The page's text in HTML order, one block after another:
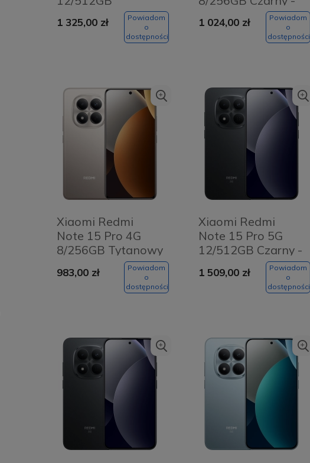
Titanium Color
1 325,00 zł
Powiadom
o
dostępności
1 024,00 zł
Powiadom
o
dostępności
Xiaomi Redmi
Note 15 Pro 4G
8/256GB Tytanowy
- Titanium Color
983,00 zł
Powiadom
o
dostępności
Xiaomi Redmi
Note 15 Pro 5G
12/512GB Czarny -
1 509,00 zł
Powiadom
o
dostępności